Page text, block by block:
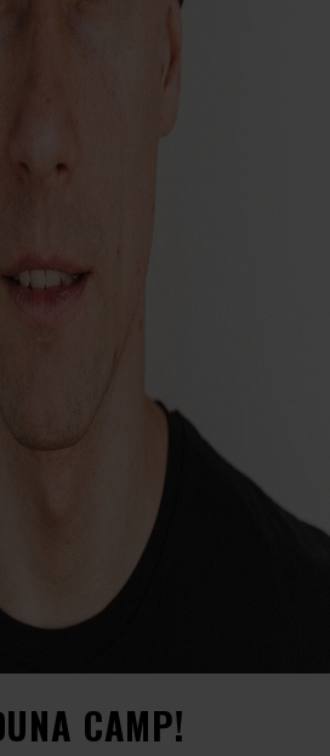
CAMP!